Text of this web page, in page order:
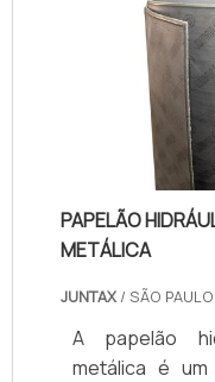
elasticidade
permite o
lugares mais
materialNa hora
PAPELÃO
METÁLICA
JUNTAX / SÃO
A papelão
metálica é um